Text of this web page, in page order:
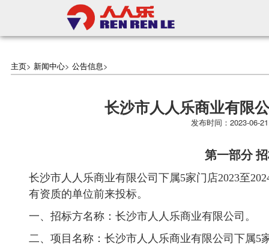
主页> 新闻中心> 公告信息>
长沙市人人乐商业有限
发布时间：2023-
第一部分
长沙市人人乐商业有限公司下属5家门店2023至
有资质的单位前来投标。
一、招标方名称：长沙市人人乐商业有限公司。
二、项目名称：长沙市人人乐商业有限公司下属5